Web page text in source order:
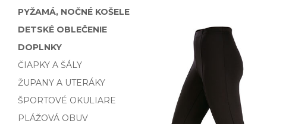
PYŽAMÁ, NOČNÉ KOŠELE
DETSKÉ OBLEČENIE
DOPLNKY
ČIAPKY A ŠÁLY
ŽUPANY A UTERÁKY
ŠPORTOVÉ OKULIARE
PLÁŽOVÁ OBUV